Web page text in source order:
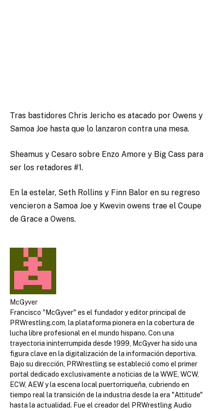
Tras bastidores Chris Jericho es atacado por Owens y
Samoa Joe hasta que lo lanzaron contra una mesa.
Sheamus y Cesaro sobre Enzo Amore y Big Cass para
ser los retadores #1.
En la estelar, Seth Rollins y Finn Balor en su regreso
vencieron a Samoa Joe y Kwevin owens trae el Coupe
de Grace a Owens.
McGyver
Francisco "McGyver" es el fundador y editor principal de
PRWrestling.com, la plataforma pionera en la cobertura de
lucha libre profesional en el mundo hispano. Con una
trayectoria ininterrumpida desde 1999, McGyver ha sido una
figura clave en la digitalización de la información deportiva.
Bajo su dirección, PRWrestling se estableció como el primer
portal dedicado exclusivamente a noticias de la WWE, WCW,
ECW, AEW y la escena local puertorriqueña, cubriendo en
tiempo real la transición de la industria desde la era "Attitude"
hasta la actualidad. Fue el creador del PRWrestling Audio